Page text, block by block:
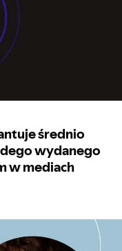
średnio
wydanego
w mediach